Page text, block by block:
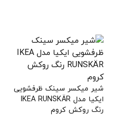
شیر میکسر سینک ظرفشویی
ایکیا مدل IKEA RUNSKÄR
رنگ روکش کروم